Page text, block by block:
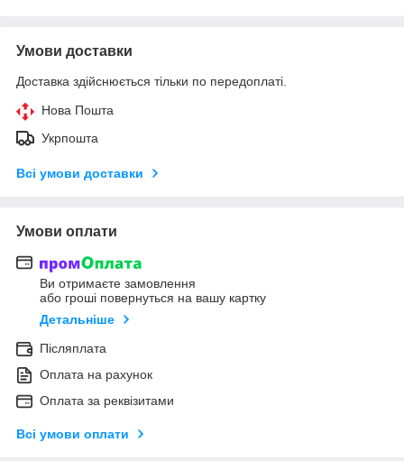
Умови доставки
Доставка здійснюється тільки по передоплаті.
Нова Пошта
Укрпошта
Всі умови доставки
Умови оплати
Ви отримаєте замовлення
або гроші повернуться на вашу картку
Детальніше
Післяплата
Оплата на рахунок
Оплата за реквізитами
Всі умови оплати